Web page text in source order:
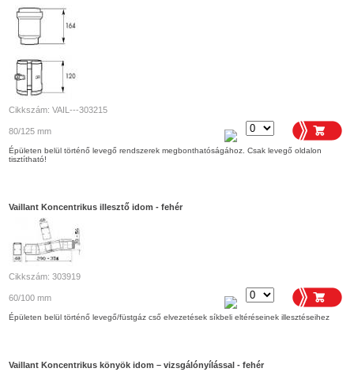
Cikkszám: VAIL---303215
80/125 mm
Épületen belül történő levegő rendszerek megbonthatóságához. Csak levegő oldalon
tisztítható!
Vaillant Koncentrikus illesztő idom - fehér
Cikkszám: 303919
60/100 mm
Épületen belül történő levegő/füstgáz cső elvezetések síkbeli eltéréseinek illesztéseihez
Vaillant Koncentrikus könyök idom – vizsgálónyílással - fehér